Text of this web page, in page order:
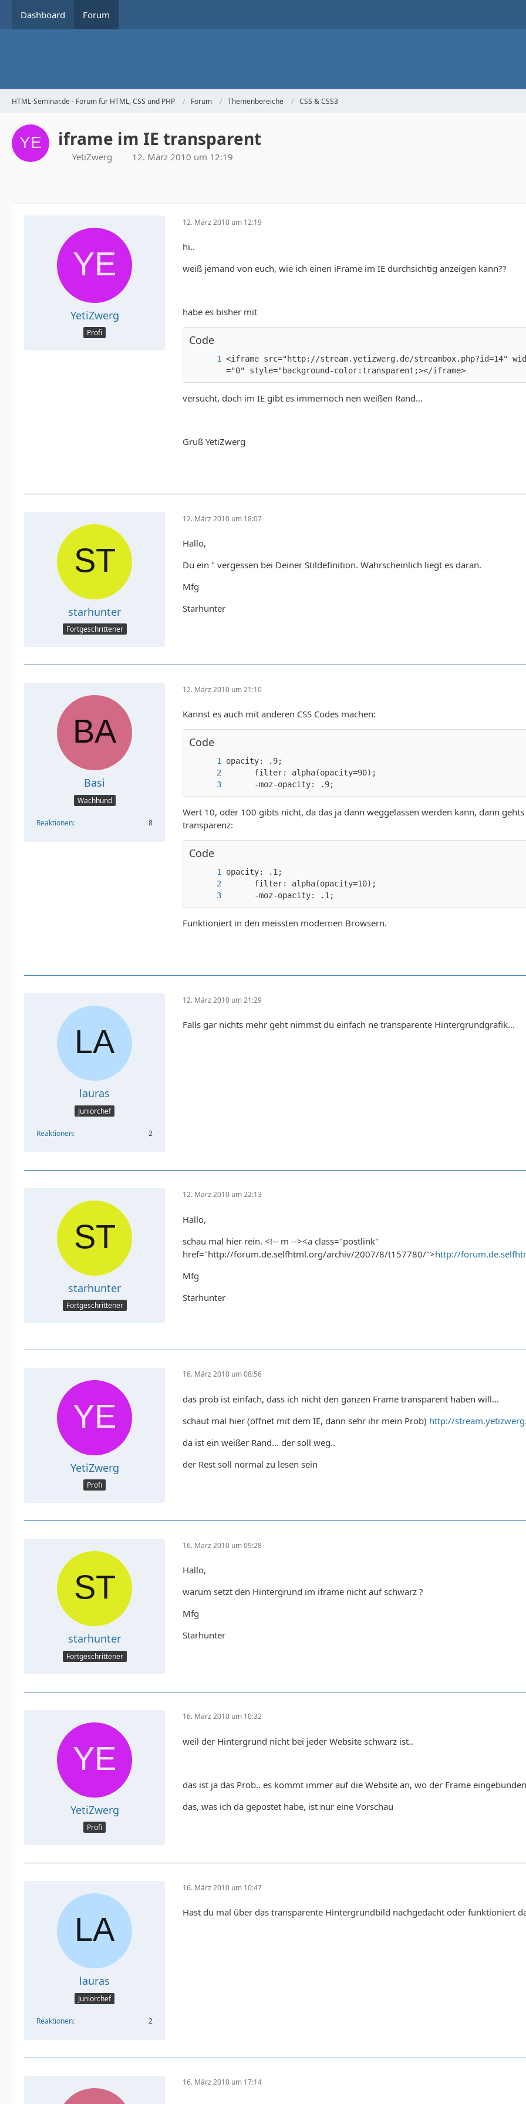
Dashboard Forum
HTML-Seminar.de - Forum für HTML, CSS und PHP Forum Themenbereiche CSS & CSS3
iframe im IE transparent
YetiZwerg 12. März 2010 um 12:19
YetiZwerg
Profi
12. März 2010 um 12:19
hi..
weiß jemand von euch, wie ich einen iFrame im IE durchsichtig anzeigen kann??
habe es bisher mit
Code
<iframe src="http://stream.yetizwerg.de/streambox.php?id=14"
="0" style="background-color:transparent;></iframe>
versucht, doch im IE gibt es immernoch nen weißen Rand...
Gruß YetiZwerg
starhunter
Fortgeschrittener
12. März 2010 um 18:07
Hallo,
Du ein " vergessen bei Deiner Stildefinition. Wahrscheinlich liegt es daran.
Mfg
Starhunter
Basi
Wachhund
Reaktionen 8
12. März 2010 um 21:10
Kannst es auch mit anderen CSS Codes machen:
Code
      -moz-opacity: .9;
Wert 10, oder 100 gibts nicht, da das ja dann weggelassen werden kann, dann
transparenz:
Code
      -moz-opacity: .1;
Funktioniert in den meissten modernen Browsern.
lauras
Juniorchef
Reaktionen 2
12. März 2010 um 21:29
Falls gar nichts mehr geht nimmst du einfach ne transparente Hintergrundgrafik...
starhunter
Fortgeschrittener
12. März 2010 um 22:13
Hallo,
schau mal hier rein. <!-- m --><a class="postlink"
href="http://forum.de.selfhtml.org/archiv/2007/8/t157780/">http://
Mfg
Starhunter
YetiZwerg
Profi
16. März 2010 um 08:56
das prob ist einfach, dass ich nicht den ganzen Frame transparent haben will...
schaut mal hier (öffnet mit dem IE, dann sehr ihr mein Prob) http://
da ist ein weißer Rand... der soll weg..
der Rest soll normal zu lesen sein
starhunter
Fortgeschrittener
16. März 2010 um 09:28
Hallo,
warum setzt den Hintergrund im iframe nicht auf schwarz ?
Mfg
Starhunter
YetiZwerg
Profi
16. März 2010 um 10:32
weil der Hintergrund nicht bei jeder Website schwarz ist..
das ist ja das Prob.. es kommt immer auf die Website an, wo der Frame
das, was ich da gepostet habe, ist nur eine Vorschau
lauras
Juniorchef
Reaktionen 2
16. März 2010 um 10:47
Hast du mal über das transparente Hintergrundbild nachgedacht oder funktioniert
16. März 2010 um 17:14